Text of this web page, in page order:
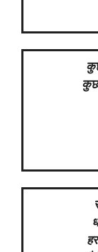
कुछ